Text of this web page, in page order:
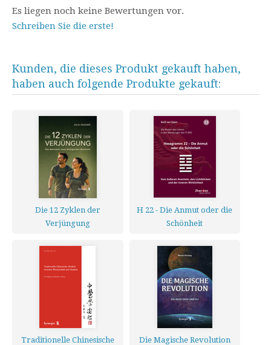
Es liegen noch keine Bewertungen vor.
Schreiben Sie die erste!
Kunden, die dieses Produkt gekauft haben,
haben auch folgende Produkte gekauft:
Die 12 Zyklen der
Verjüngung
H 22 - Die Anmut oder die
Schönheit
Traditionelle Chinesische
Die Magische Revolution